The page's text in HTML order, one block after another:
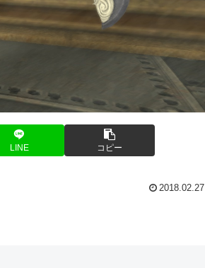
LINE コピー
2018.02.27